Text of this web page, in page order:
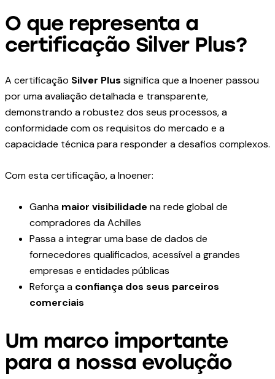
O que representa a
certificação Silver Plus?
A certificação Silver Plus significa que a Inoener passou
por uma avaliação detalhada e transparente,
demonstrando a robustez dos seus processos, a
conformidade com os requisitos do mercado e a
capacidade técnica para responder a desafios complexos.
Com esta certificação, a Inoener:
Ganha maior visibilidade na rede global de
compradores da Achilles
Passa a integrar uma base de dados de
fornecedores qualificados, acessível a grandes
empresas e entidades públicas
Reforça a confiança dos seus parceiros
comerciais
Um marco importante
para a nossa evolução